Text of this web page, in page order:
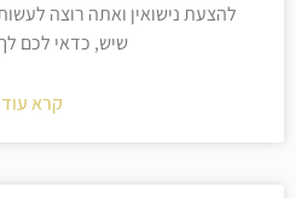
להצעת נישואין ואתה רוצה
שיש, כדאי לכם
קרא